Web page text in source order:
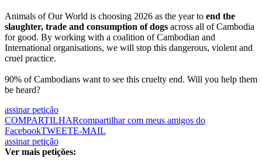
Animals of Our World is choosing 2026 as the year to end the
slaughter, trade and consumption of dogs across all of Cambodia
for good. By working with a coalition of Cambodian and
International organisations, we will stop this dangerous, violent and
cruel practice.
90% of Cambodians want to see this cruelty end. Will you help them
be heard?
assinar petição
COMPARTILHARcompartilhar com meus amigos do
FacebookTWEETE-MAIL
assinar petição
Ver mais petições: